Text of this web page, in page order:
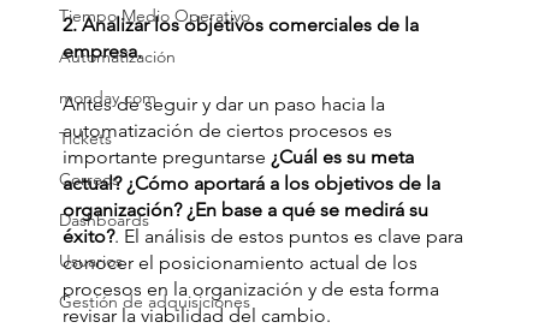
Tiempo Medio Operativo
Automatización
monday.com
Tickets
Correos
Dashboards
Usuarios
Gestión de adquisiciones
2. Analizar los objetivos comerciales de la
empresa.
Antes de seguir y dar un paso hacia la
automatización de ciertos procesos es
importante preguntarse ¿Cuál es su meta
actual? ¿Cómo aportará a los objetivos de la
organización? ¿En base a qué se medirá su
éxito?. El análisis de estos puntos es clave para
conocer el posicionamiento actual de los
procesos en la organización y de esta forma
revisar la viabilidad del cambio.